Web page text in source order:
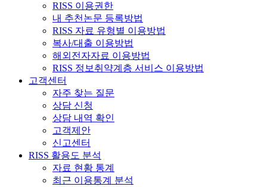
RISS 이용권한
내 추천논문 등록방법
RISS 자료 유형별 이용방법
복사/대출 이용방법
해외전자자료 이용방법
RISS 정보취약계층 서비스 이용방법
고객센터
자주 찾는 질문
상담 신청
상담 내역 확인
고객제안
신고센터
RISS 활용도 분석
자료 현황 통계
최근 이용통계 분석